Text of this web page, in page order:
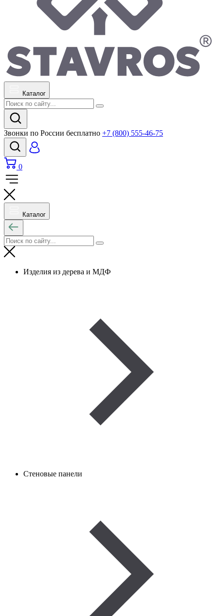
Каталог
Звонки по России бесплатно +7 (800) 555-46-75
0
Каталог
Изделия из дерева и МДФ
Стеновые панели